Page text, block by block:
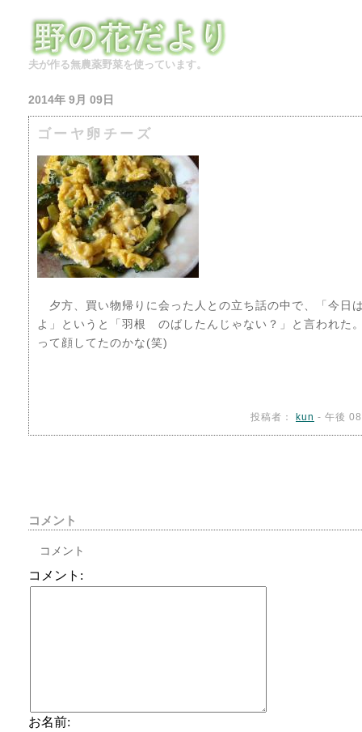
夫が作る無農薬野菜を使っています。
2014年 9月 09日
ゴーヤ卵チーズ
夕方、買い物帰りに会った人との立ち話の中で、「今日
よ」というと「羽根 のばしたんじゃない？」と言われ
って顔してたのかな(笑)
投稿者： kun - 午後
コメント
コメント
コメント:
お名前: